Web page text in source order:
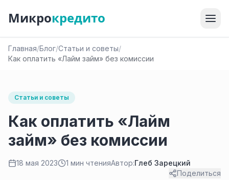
Микрокредито
Главная/Блог/Статьи и советы/
Как оплатить «Лайм займ» без комиссии
Статьи и советы
Как оплатить «Лайм
займ» без комиссии
18 мая 2023 1 мин чтенияАвтор:Глеб Зарецкий
Поделиться